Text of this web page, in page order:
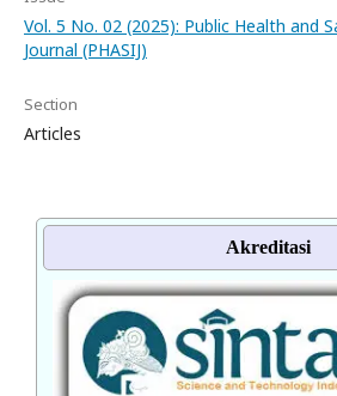
Vol. 5 No. 02 (2025): Public Health and
Journal (PHASIJ)
Section
Articles
Akreditasi